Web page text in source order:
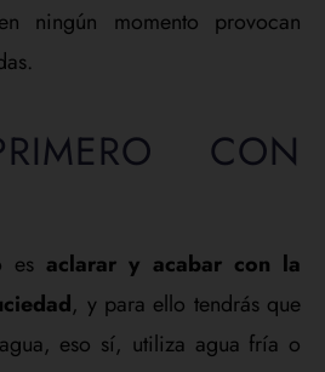
ningún momento provocan
CON
esaclarar y acabar con la
, y para ello tendrás que
eso sí, utiliza agua fría o